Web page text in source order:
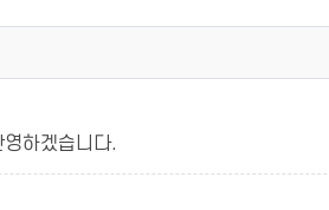
하겠습니다.